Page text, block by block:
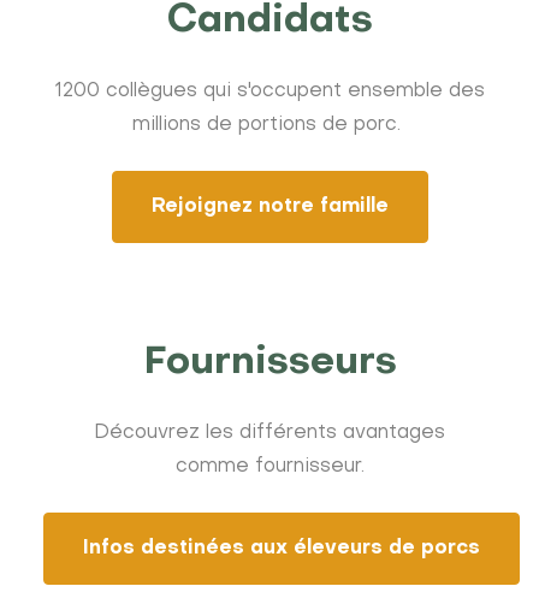
Candidats
1200 collègues qui s'occupent ensemble des
millions de portions de porc.
Rejoignez notre famille
Fournisseurs
Découvrez les différents avantages
comme fournisseur.
Infos destinées aux éleveurs de porcs